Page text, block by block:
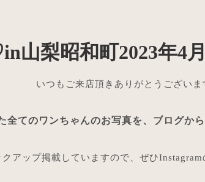
梨昭和町2023年4月
いつもご来店頂きありがとうございま
全てのワンちゃんのお写真を、ブログか
アップ掲載していますので、ぜひInstagram